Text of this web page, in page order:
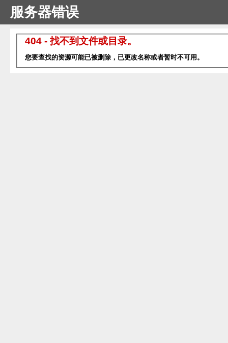
服务器错误
404 - 找不到文件或目录。
您要查找的资源可能已被删除，已更改名称或者暂时不可用。